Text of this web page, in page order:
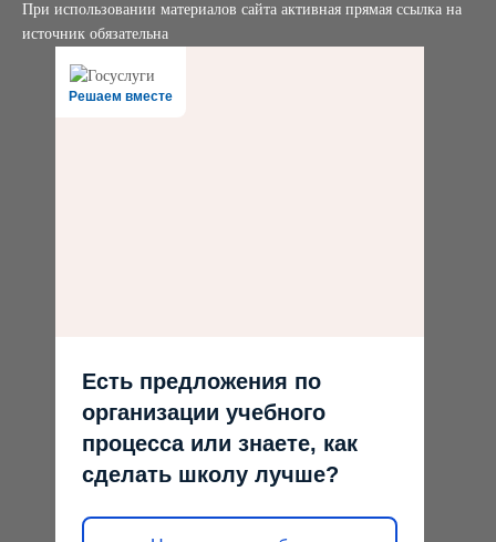
При использовании материалов сайта активная прямая ссылка на
источник обязательна
Решаем вместе
Есть предложения по
организации учебного
процесса или знаете, как
сделать школу лучше?